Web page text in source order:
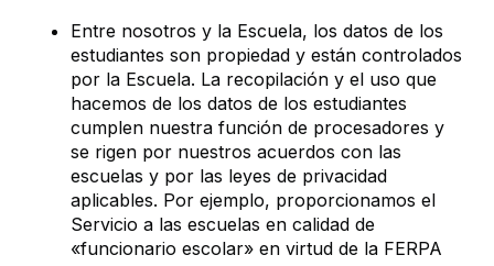
Entre nosotros y la Escuela, los datos de los
estudiantes son propiedad y están controlados
por la Escuela. La recopilación y el uso que
hacemos de los datos de los estudiantes
cumplen nuestra función de procesadores y
se rigen por nuestros acuerdos con las
escuelas y por las leyes de privacidad
aplicables. Por ejemplo, proporcionamos el
Servicio a las escuelas en calidad de
«funcionario escolar» en virtud de la FERPA